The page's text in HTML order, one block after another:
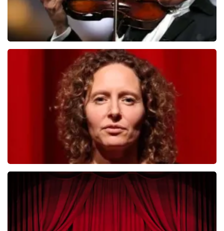
Andre Rieu
laatste 30 minuten
BESTEL NU
Esther van der Voort
laatste 30 minuten
BESTEL NU